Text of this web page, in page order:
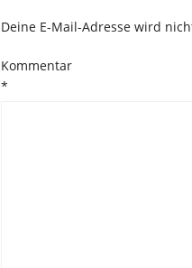
Deine E-Mail-Adresse wird
Kommentar
*